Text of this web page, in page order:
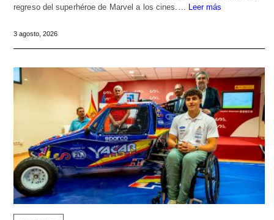
regreso del superhéroe de Marvel a los cines.…
Leer más
3 agosto, 2026